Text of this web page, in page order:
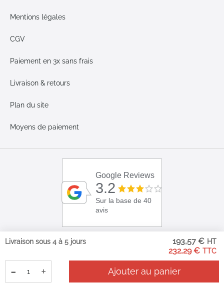
232,29 €
193,57 €
Livraison sous 4 à 5 jours
- + Ajouter au panier
Mentions légales
CGV
Paiement en 3x sans frais
Livraison & retours
Plan du site
Moyens de paiement
Google Reviews
3.2
Sur la base de 40
avis